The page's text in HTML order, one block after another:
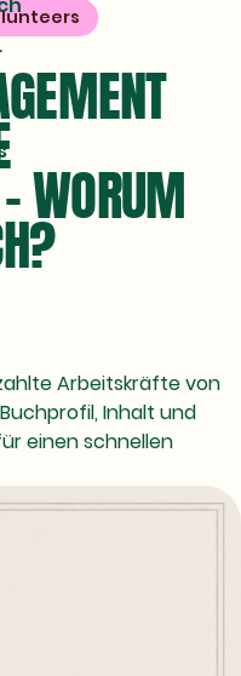
WORUM
Arbeitskräfte von
Inhalt und
einen schnellen